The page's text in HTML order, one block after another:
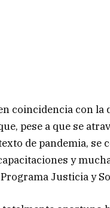
coincidencia con la
pese a que se
de pandemia, se
y
Justicia y